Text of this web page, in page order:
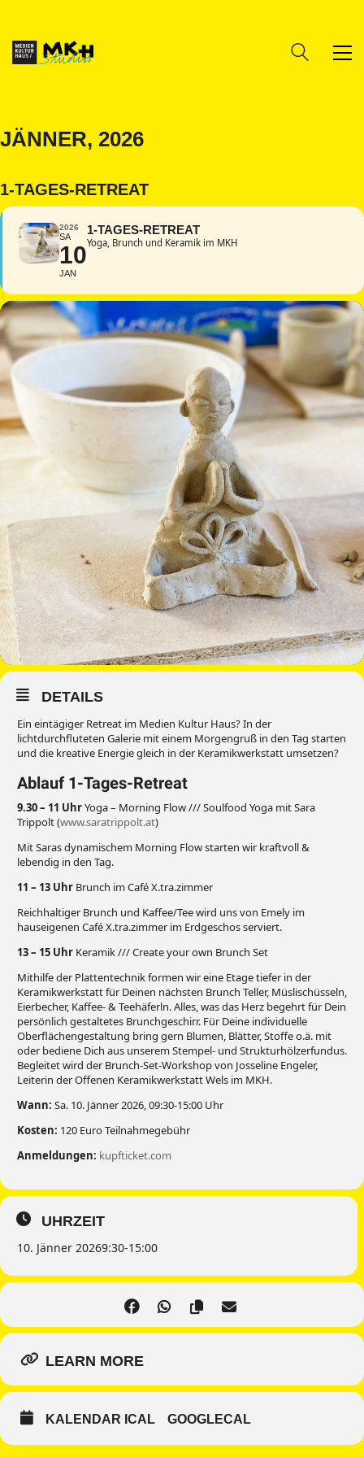
JÄNNER, 2026
1-TAGES-RETREAT
2026
SA
10
JAN
1-TAGES-RETREAT
Yoga, Brunch und Keramik im MKH
DETAILS
Ein eintägiger Retreat im Medien Kultur Haus? In der
lichtdurchfluteten Galerie mit einem Morgengruß in den Tag starten
und die kreative Energie gleich in der Keramikwerkstatt umsetzen?
Ablauf 1-Tages-Retreat
9.30 – 11 UhrYoga – Morning Flow /// Soulfood Yoga mit Sara
Trippolt (www.saratrippolt.at)
Mit Saras dynamischem Morning Flow starten wir kraftvoll &
lebendig in den Tag.
11 – 13 Uhr Brunch im Café X.tra.zimmer
Reichhaltiger Brunch und Kaffee/Tee wird uns von Emely im
hauseigenen Café X.tra.zimmer im Erdgeschos serviert.
13 – 15 Uhr Keramik /// Create your own Brunch Set
Mithilfe der Plattentechnik formen wir eine Etage tiefer in der
Keramikwerkstatt für Deinen nächsten Brunch Teller, Müslischüsseln,
Eierbecher, Kaffee- & Teehäferln. Alles, was das Herz begehrt für Dein
persönlich gestaltetes Brunchgeschirr. Für Deine individuelle
Oberflächengestaltung bring gern Blumen, Blätter, Stoffe o.ä. mit
oder bediene Dich aus unserem Stempel- und Strukturhölzerfundus.
Begleitet wird der Brunch-Set-Workshop von Josseline Engeler,
Leiterin der Offenen Keramikwerkstatt Wels im MKH.
Wann: Sa. 10. Jänner 2026, 09:30-15:00 Uhr
Kosten: 120 Euro Teilnahmegebühr
Anmeldungen: kupfticket.com
UHRZEIT
10. Jänner 20269:30-15:00
LEARN MORE
KALENDAR ICAL GOOGLECAL